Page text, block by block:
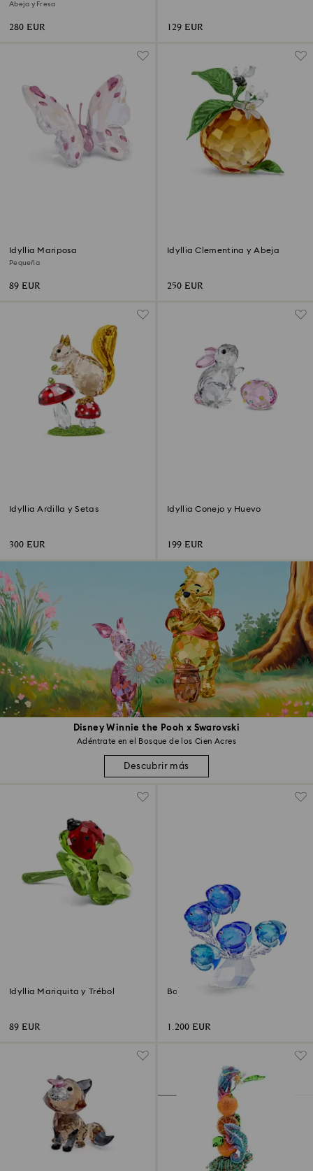
Disney Winnie the Pooh x Swarovski
Adéntrate en el Bosque de los Cien Acres
Descubrir más
Abeja y Fresa
280 EUR 129 EUR
Idyllia Mariposa
Pequeña
89 EUR
Idyllia Clementina y Abeja
250 EUR
Idyllia Ardilla y Setas
300 EUR
Idyllia Conejo y Huevo
199 EUR
Idyllia Mariquita y Trébol
89 EUR
Banco de peces
1.200 EUR